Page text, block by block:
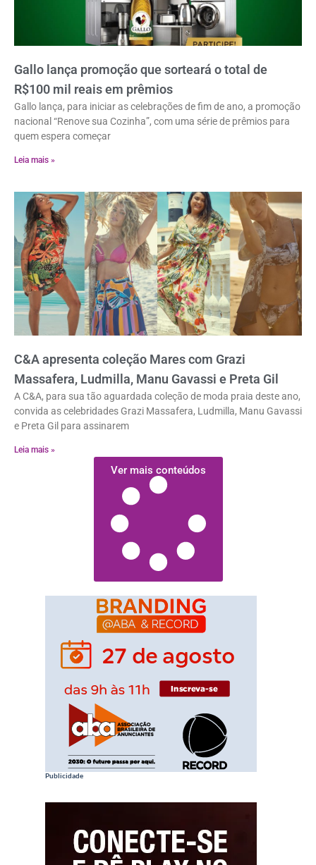
Gallo lança promoção que sorteará o total de
R$100 mil reais em prêmios
Gallo lança, para iniciar as celebrações de fim de ano, a promoção
nacional “Renove sua Cozinha”, com uma série de prêmios para
quem espera começar
Leia mais »
C&A apresenta coleção Mares com Grazi
Massafera, Ludmilla, Manu Gavassi e Preta Gil
A C&A, para sua tão aguardada coleção de moda praia deste ano,
convida as celebridades Grazi Massafera, Ludmilla, Manu Gavassi
e Preta Gil para assinarem
Leia mais »
Ver mais conteúdos
Publicidade